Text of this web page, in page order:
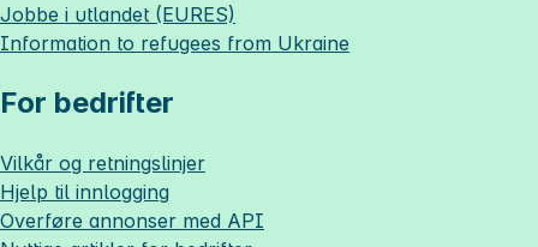
Jobbe i utlandet (EURES)
Information to refugees from Ukraine
For bedrifter
Vilkår og retningslinjer
Hjelp til innlogging
Overføre annonser med API